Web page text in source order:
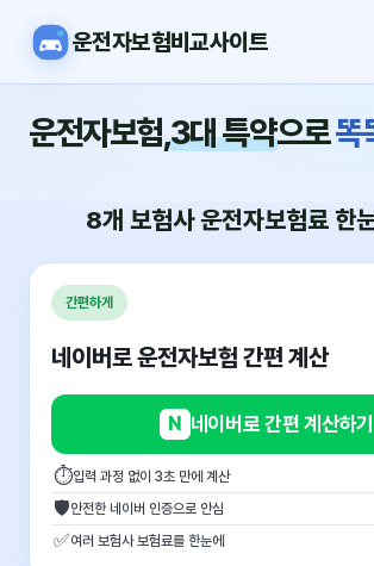
운전자보험비교사이트
운전자보험,3대 특약으로똑
8개 보험사운전자보험료 한
간편하게
네이버로 운전자보험 간편 계산
N 네이버로 간편 계산하기
⏱입력 과정 없이 3초 만에 계산
🛡안전한 네이버 인증으로 안심
✅여러 보험사 보험료를 한눈에